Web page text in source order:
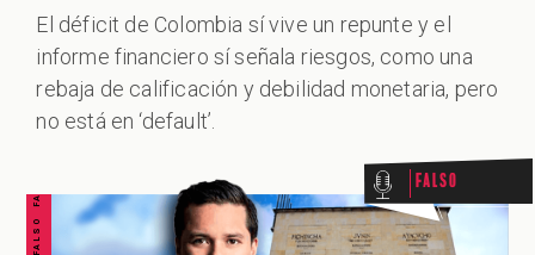
ZOOM
El déficit de Colombia sí vive un repunte y el
informe financiero sí señala riesgos, como una
rebaja de calificación y debilidad monetaria, pero
no está en ‘default’.
Falso